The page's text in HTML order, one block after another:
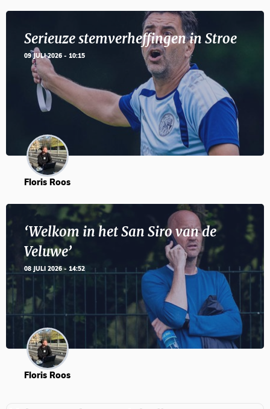
Serieuze stemverheffingen in Stroe
09 JULI 2026 - 10:15
Floris Roos
‘Welkom in het San Siro van de
Veluwe’
08 JULI 2026 - 14:52
Floris Roos